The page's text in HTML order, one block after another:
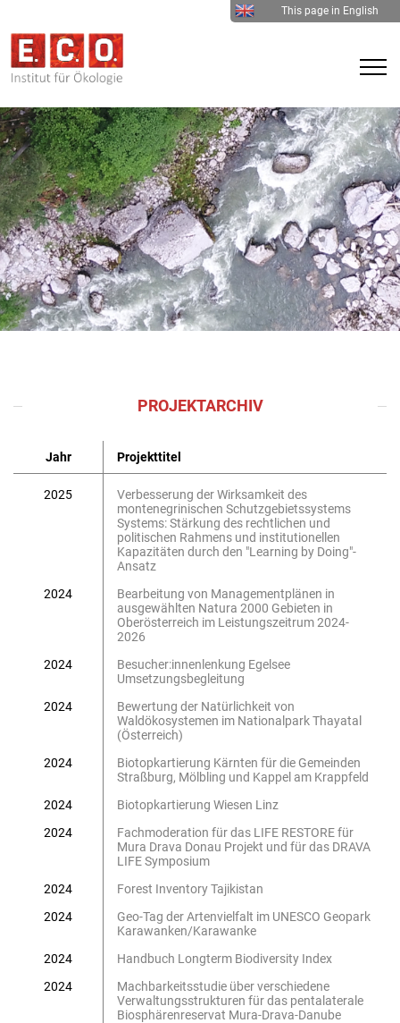
This page in English
PROJEKTARCHIV
Jahr Projekttitel
2025
Verbesserung der Wirksamkeit des
montenegrinischen Schutzgebietssystems
Systems: Stärkung des rechtlichen und
politischen Rahmens und institutionellen
Kapazitäten durch den "Learning by Doing"-
Ansatz
2024
Bearbeitung von Managementplänen in
ausgewählten Natura 2000 Gebieten in
Oberösterreich im Leistungszeitrum 2024-
2026
2024
Besucher:innenlenkung Egelsee
Umsetzungsbegleitung
2024
Bewertung der Natürlichkeit von
Waldökosystemen im Nationalpark Thayatal
(Österreich)
2024
Biotopkartierung Kärnten für die Gemeinden
Straßburg, Mölbling und Kappel am Krappfeld
2024
Biotopkartierung Wiesen Linz
2024
Fachmoderation für das LIFE RESTORE für
Mura Drava Donau Projekt und für das DRAVA
LIFE Symposium
2024
Forest Inventory Tajikistan
2024
Geo-Tag der Artenvielfalt im UNESCO Geopark
Karawanken/Karawanke
2024
Handbuch Longterm Biodiversity Index
2024
Machbarkeitsstudie über verschiedene
Verwaltungsstrukturen für das pentalaterale
Biosphärenreservat Mura-Drava-Danube